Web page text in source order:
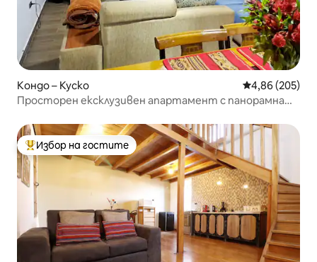
Кондо – Куско Средна
4,86 (205)
Просторен ексклузивен апартамент с панорамна
Най-популярен избор на гостите
Избор на гостите